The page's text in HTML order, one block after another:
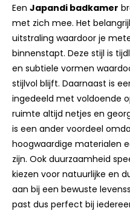
badkamer
Een Japandi badkamer
met zich mee. Het
uitstraling waardoor je
binnenstapt. Deze stijl is
en subtiele vormen
stijlvol blijft. Daarnaast is
ingedeeld met voldoende
ruimte altijd netjes en
is een ander voordeel
hoogwaardige materialen
zijn. Ook duurzaamheid
kiezen voor natuurlijke en
aan bij een bewuste